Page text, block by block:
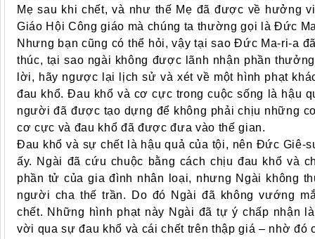
Mẹ sau khi chết, và như thế Mẹ đã được về hưởng
Giáo Hội Công giáo mà chúng ta thường gọi là Đức
Nhưng bạn cũng có thể hỏi, vậy tại sao Đức Ma-ri-a
thúc, tại sao ngài không được lãnh nhận phần
lời, hãy ngược lại lịch sử và xét về một hình phạt
đau khổ. Đau khổ và cơ cực trong cuộc sống là hậu
người đã được tạo dựng để không phải chịu những
cơ cực và đau khổ đã được đưa vào thế gian.
Đau khổ và sự chết là hậu quả của tội, nên Đức Giê-
ấy. Ngài đã cứu chuộc bằng cách chịu đau khổ và
phần tử của gia đình nhân loại, nhưng Ngài không
người cha thế trần. Do đó Ngài đã không vướng
chết. Những hình phạt này Ngài đã tự ý chấp nhận
vời qua sự đau khổ và cái chết trên thập giá – nhờ đó